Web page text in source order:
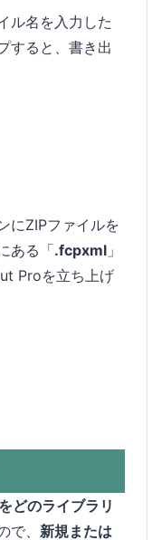
ル名を入力した
すると、書き出
にZIPファイルを
ある「.fcpxml 」
Proを立ち上げ
どのライブラリ
で、 新規または